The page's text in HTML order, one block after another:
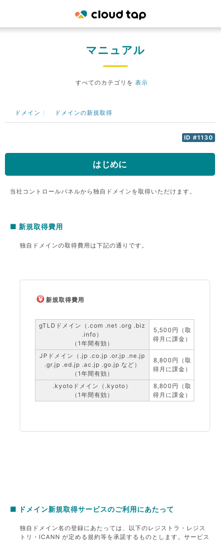
マニュアル
すべてのカテゴリを 表示
ドメイン ドメインの新規取得
ID #1130
はじめに
当社コントロールパネルから独自ドメインを取得いただけます。
■ 新規取得費用
独自ドメインの取得費用は下記の通りです。
新規取得費用
gTLDドメイン（.com .net .org .biz
.info）
（1年間有効）
5,500円（取
得月に課金）
JPドメイン（.jp .co.jp .or.jp .ne.jp
.gr.jp .ed.jp .ac.jp .go.jp など）
（1年間有効）
8,800円（取
得月に課金）
.kyotoドメイン（.kyoto）
（1年間有効）
8,800円（取
得月に課金）
■ ドメイン新規取得サービスのご利用にあたって
独自ドメイン名の登録にあたっては、以下のレジストラ・レジス
トリ・ICANN が定める規約等を承諾するものとします。サービス